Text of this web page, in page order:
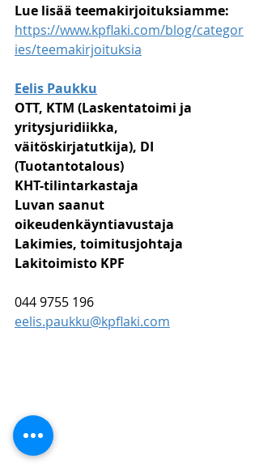
Lue lisää teemakirjoituksiamme:
https://www.kpflaki.com/blog/categor
ies/teemakirjoituksia
Eelis Paukku
OTT, KTM (Laskentatoimi ja
yritysjuridiikka,
väitöskirjatutkija), DI
(Tuotantotalous)
KHT-tilintarkastaja
Luvan saanut
oikeudenkäyntiavustaja
Lakimies, toimitusjohtaja
Lakitoimisto KPF
044 9755 196
eelis.paukku@kpflaki.com